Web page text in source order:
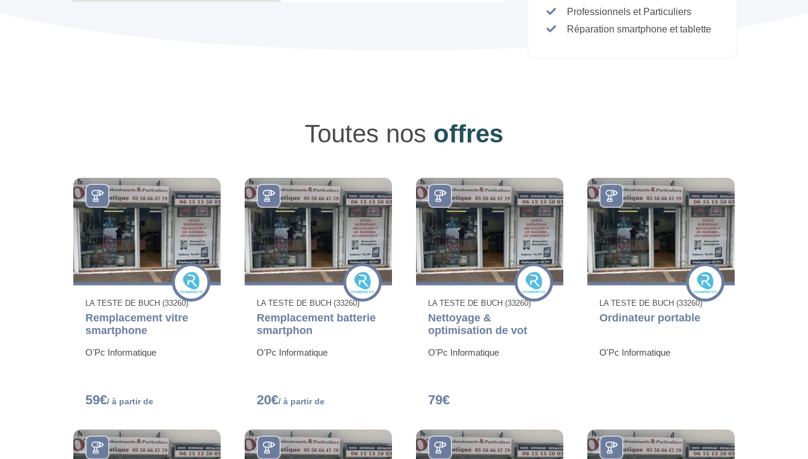
Professionnels et Particuliers
Réparation smartphone et tablette
Toutes nos offres
LA TESTE DE BUCH (33260)
Remplacement vitre
smartphone
O'Pc Informatique
59€/ à partir de
LA TESTE DE BUCH (33260)
Remplacement batterie
smartphon
O'Pc Informatique
20€/ à partir de
LA TESTE DE BUCH (33260)
Nettoyage &
optimisation de vot
O'Pc Informatique
79€
LA TESTE DE BUCH (33260)
Ordinateur portable
O'Pc Informatique